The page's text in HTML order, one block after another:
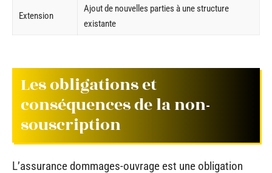
Extension
Ajout de nouvelles parties à une structure
existante
Les obligations et
conséquences de la non-
souscription
L’assurance dommages-ouvrage est une obligation